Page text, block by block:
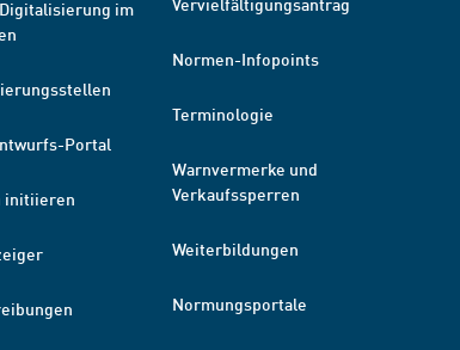
im
Portal
initiieren
Normen-Infopoints
Terminologie
Warnvermerke und
Verkaufssperren
Weiterbildungen
Normungsportale